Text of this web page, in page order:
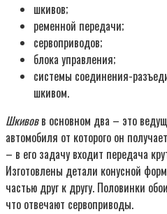
шкивов;
ременной передачи;
сервоприводов;
блока управления;
системы соединения-
шкивом.
Шкивовв основном два – это
автомобиля от которого он
– в его задачу входит передача
Изготовлены детали конусной
частью друг к другу. Половинки
что отвечают сервоприводы.